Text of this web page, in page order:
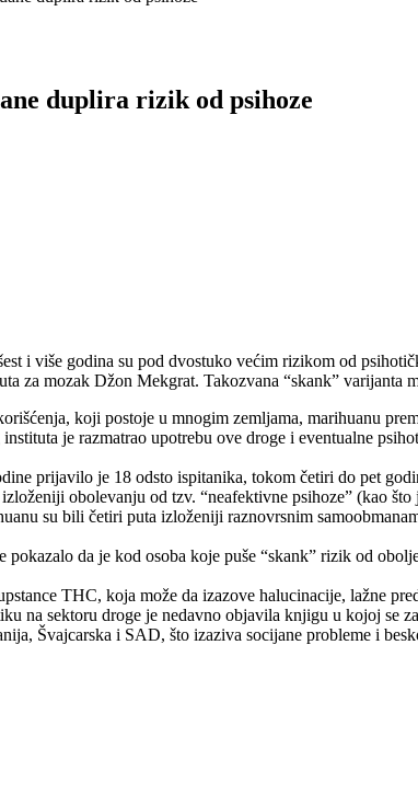
duplira rizik od psihoze
i više godina su pod dvostuko većim rizikom od
za mozak Džon Mekgrat. Takozvana “skank”
koji postoje u mnogim zemljama, marihuanu
je razmatrao upotrebu ove droge i eventualne
prijavilo je 18 odsto ispitanika, tokom četiri do pet
obolevanju od tzv. “neafektivne psihoze” (kao
su bili četiri puta izloženiji raznovrsnim
pokazalo da je kod osoba koje puše “skank” rizik od
THC, koja može da izazove halucinacije, lažne
na sektoru droge je nedavno objavila knjigu u kojoj se
Švajcarska i SAD, što izaziva socijane probleme i